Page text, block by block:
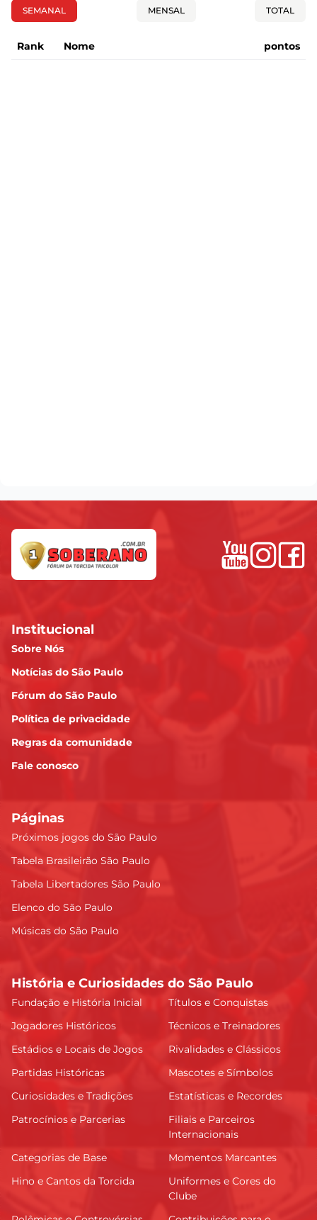
SEMANAL MENSAL TOTAL
Rank Nome pontos
Institucional
Sobre Nós
Notícias do São Paulo
Fórum do São Paulo
Política de privacidade
Regras da comunidade
Fale conosco
Páginas
Próximos jogos do São Paulo
Tabela Brasileirão São Paulo
Tabela Libertadores São Paulo
Elenco do São Paulo
Músicas do São Paulo
História e Curiosidades do São Paulo
Fundação e História Inicial
Títulos e Conquistas
Jogadores Históricos
Técnicos e Treinadores
Estádios e Locais de Jogos
Rivalidades e Clássicos
Partidas Históricas
Mascotes e Símbolos
Curiosidades e Tradições
Estatísticas e Recordes
Patrocínios e Parcerias
Filiais e Parceiros
Internacionais
Categorias de Base
Momentos Marcantes
Hino e Cantos da Torcida
Uniformes e Cores do
Clube